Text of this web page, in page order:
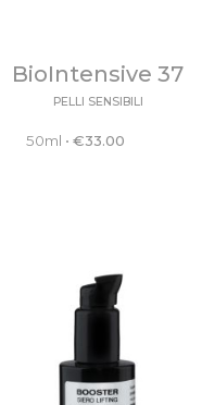
BioIntensive 37
PELLI SENSIBILI
50ml •€33.00